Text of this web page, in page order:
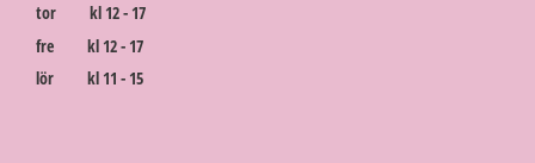
tor kl 12 - 17
fre kl 12 - 17
lör kl 11 - 15